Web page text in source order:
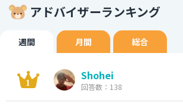
アドバイザーランキング
週間 月間 総合
Shohei
回答数：138